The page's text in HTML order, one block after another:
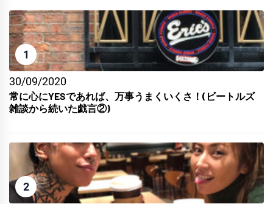
1
30/09/2020
常に心にYESであれば、万事うまくいくさ！(ビートルズ
雑談から続いた戯言②)
2